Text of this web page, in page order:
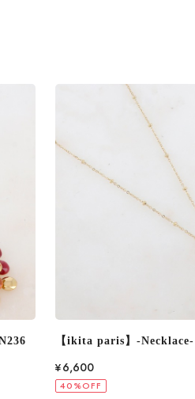
【ikita paris】-
¥6,600
40%OFF